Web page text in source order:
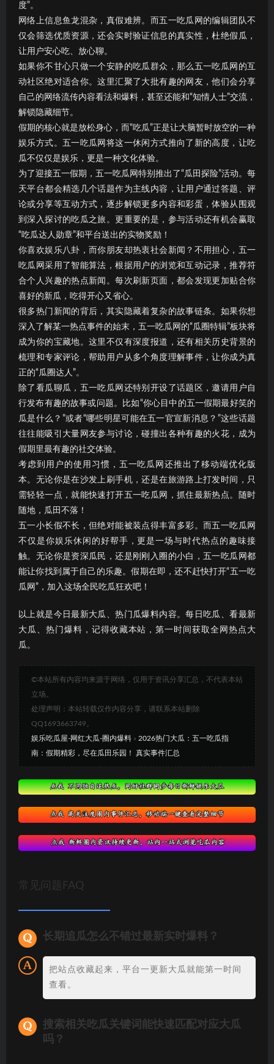
度”。
网络上信息鱼龙混杂，真假难辨。而五一吃瓜网的编辑团队不
仅会筛选优质资源，还会实时验证信息的真实性，杜绝假瓜，
让用户安心吃、放心聊。
如果你不甘心只做一个安静的吃瓜群众，那么五一吃瓜网的互
动社区绝对适合你。这里汇聚了大批有趣的网友，他们会分享
自己的网络流传内容看法和爆料，甚至还能和“知情人士”交流，
解锁隐藏细节。
假期的核心就是放松身心，而“吃瓜”正是让大脑暂时放空的一种
娱乐方式。五一吃瓜网将这一休闲方式推向了新的高度，让吃
瓜不仅仅是娱乐，更是一种文化体验。
为了迎接五一假期，五一吃瓜网特别推出了“瓜田探险”活动。每
天平台都会精选几个话题作为主线内容，让用户通过答题、评
论或分享等互动方式，逐步解锁更多内容和彩蛋，体验从围观
到深入探讨的吃瓜之旅。更重要的是，参与活动还有机会赢取
“吃瓜达人勋章”和平台送出的实物奖励！
你喜欢娱乐八卦，而你朋友却热衷社会新闻？不用担心，五一
吃瓜网采用了智能算法，根据用户的浏览和互动记录，推荐符
合个人兴趣的热点新闻。每次刷新页面，都会发现更加贴合你
喜好的新瓜，吃得开心又省心。
很多热门新闻的背后，其实隐藏着复杂的故事链条。如果你想
深入了解某一热点事件的始末，五一吃瓜网的“瓜圈特辑”板块将
成为你的宝藏地。这里不仅有深度报道，还有相关历史背景的
梳理和专家评论，帮助用户从多个角度理解事件，让你成为真
正的“瓜圈达人”。
除了看瓜聊瓜，五一吃瓜网还特别开设了话题区，邀请用户自
行发布有趣的故事或问题。比如“你心目中的五一假期最好笑的
瓜是什么？”或者“哪些明星可能在五一官宣新消息？”这些话题
往往能吸引大量网友参与讨论，碰撞出各种有趣的火花，成为
假期里最有趣的社交体验。
考虑到用户的使用习惯，五一吃瓜网还推出了移动端优化版
本。无论你是在沙发上刷手机，还是在旅游路上打发时间，只
需轻轻一点，就能快速打开五一吃瓜网，抓住最新热点。随时
随地，瓜田不落！
五一小长假不长，但绝对能被装点得丰富多彩。而五一吃瓜网
不仅是你娱乐休闲的好帮手，更是一场与时代热点的趣味接
触。无论你是资深瓜民，还是刚刚入圈的小白，五一吃瓜网都
能让你找到属于自己的乐趣。假期在即，还不赶快打开“五一吃
瓜网”，加入这场全民吃瓜狂欢吧！
以上就是今日最新大瓜、热门瓜爆料内容。每日吃瓜、看最新
大瓜、热门爆料，记得收藏本站，第一时间获取全网热点大
瓜。
©本站所有内容均来源于网络，仅用于资讯分享汇总，不代表本站
立场。
处理声明：本站转载仅作内容分享，请联系本站删除
QQ1693663749。
娱乐吃瓜屋-网红大瓜-圈内爆料 » 2026热门大瓜：五一吃瓜指
南：假期精彩，尽在瓜田乐园！ 真实事件汇总
常见问题FAQ
长期追瓜怎么不错过最新实时爆料？
把站点收藏起来，平台一更新大瓜就能第一时间
查看。
搜索相关吃瓜关键词能快速匹配对应大瓜
吗？